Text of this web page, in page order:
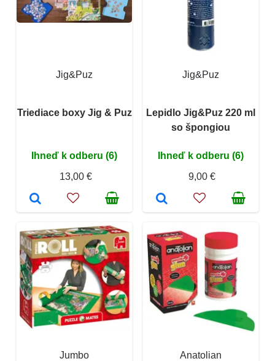
Jig&Puz
Triediace boxy Jig & Puz
Ihneď k odberu (6)
13,00 €
Jig&Puz
Lepidlo Jig&Puz 220 ml
so špongiou
Ihneď k odberu (6)
9,00 €
Jumbo Anatolian